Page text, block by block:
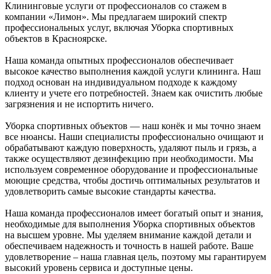
Клининговые услуги от профессионалов со стажем в
компании «Лимон». Мы предлагаем широкий спектр
профессиональных услуг, включая Уборка спортивных
объектов в Красноярске.
Наша команда опытных профессионалов обеспечивает
высокое качество выполнения каждой услуги клининга. Наш
подход основан на индивидуальном подходе к каждому
клиенту и учете его потребностей. Знаем как очистить любые
загрязнения и не испортить ничего.
Уборка спортивных объектов — наш конёк и мы точно знаем
все нюансы. Наши специалисты профессионально очищают и
обрабатывают каждую поверхность, удаляют пыль и грязь, а
также осуществляют дезинфекцию при необходимости. Мы
используем современное оборудование и профессиональные
моющие средства, чтобы достичь оптимальных результатов и
удовлетворить самые высокие стандарты качества.
Наша команда профессионалов имеет богатый опыт и знания,
необходимые для выполнения Уборка спортивных объектов
на высшем уровне. Мы уделяем внимание каждой детали и
обеспечиваем надежность и точность в нашей работе. Ваше
удовлетворение – наша главная цель, поэтому мы гарантируем
высокий уровень сервиса и доступные цены.